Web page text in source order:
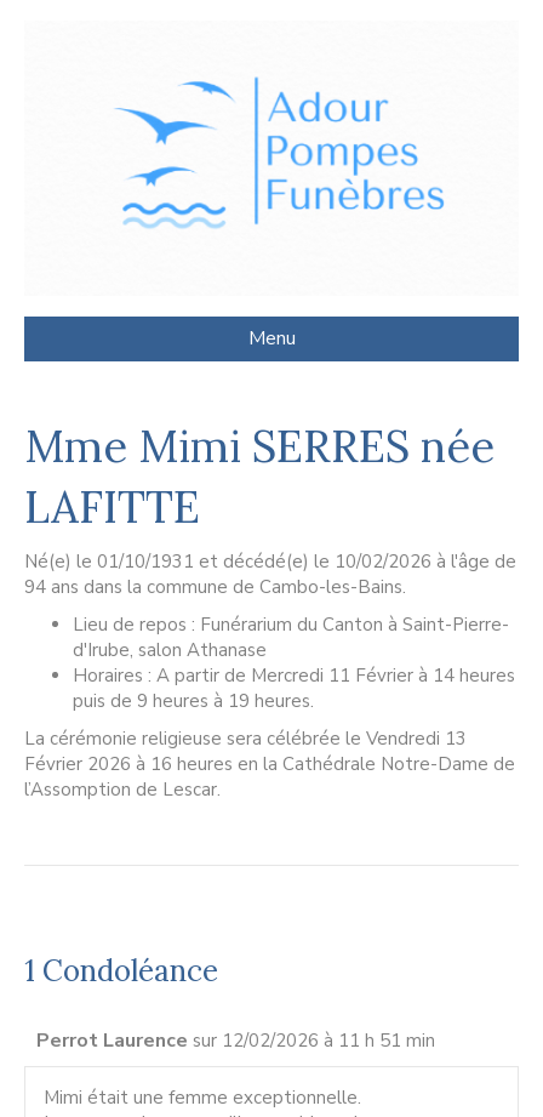
Menu
Mme Mimi SERRES née
LAFITTE
Né(e) le 01/10/1931 et décédé(e) le 10/02/2026 à l'âge de
94 ans dans la commune de Cambo-les-Bains.
Lieu de repos : Funérarium du Canton à Saint-Pierre-
d'Irube, salon Athanase
Horaires : A partir de Mercredi 11 Février à 14 heures
puis de 9 heures à 19 heures.
La cérémonie religieuse sera célébrée le Vendredi 13
Février 2026 à 16 heures en la Cathédrale Notre-Dame de
l’Assomption de Lescar.
1 Condoléance
Perrot Laurence sur 12/02/2026 à 11 h 51 min
Mimi était une femme exceptionnelle.